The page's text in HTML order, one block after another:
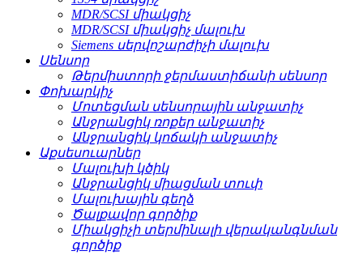
MDR/SCSI միակցիչ
MDR/SCSI միակցիչ մալուխ
Siemens սերվոշարժիչի մալուխ
Սենսոր
Թերմիստորի ջերմաստիճանի սենսոր
Փոխարկիչ
Մոտեցման սենսորային անջատիչ
Անջրանցիկ ռոքեր անջատիչ
Անջրանցիկ կոճակի անջատիչ
Աքսեսուարներ
Մալուխի կծիկ
Անջրանցիկ միացման տուփ
Մալուխային գեղձ
Ծալքավոր գործիք
Միակցիչի տերմինալի վերականգնման
գործիք